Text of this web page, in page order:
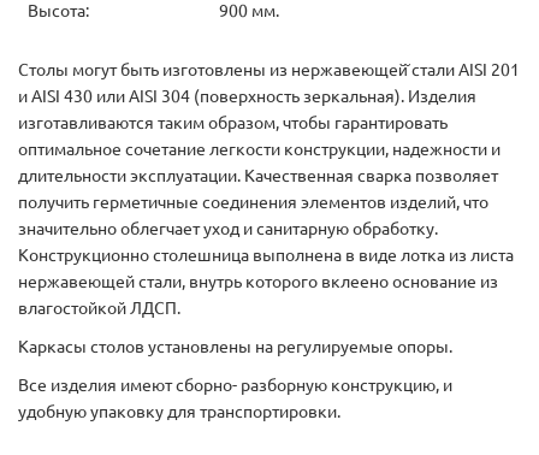
Высота: 900 мм.
Столы могут быть изготовлены из нержавеющей̆ стали AISI 201
и AISI 430 или AISI 304 (поверхность зеркальная). Изделия
изготавливаются таким образом, чтобы гарантировать
оптимальное сочетание легкости конструкции, надежности и
длительности эксплуатации. Качественная сварка позволяет
получить герметичные соединения элементов изделий, что
значительно облегчает уход и санитарную обработку.
Конструкционно столешница выполнена в виде лотка из листа
нержавеющей стали, внутрь которого вклеено основание из
влагостойкой ЛДСП.
Каркасы столов установлены на регулируемые опоры.
Все изделия имеют сборно- разборную конструкцию, и
удобную упаковку для транспортировки.